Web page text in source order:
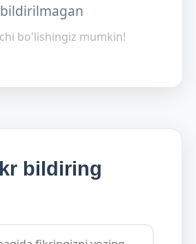
bildirilmagan
bo'lishingiz mumkin!
bildiring